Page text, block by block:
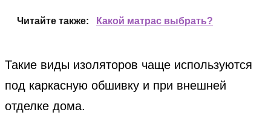
Читайте также: Какой матрас выбрать?
Такие виды изоляторов чаще используются
под каркасную обшивку и при внешней
отделке дома.